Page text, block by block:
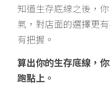
知道生存底線之後，
氣，對店面的選擇更
有把握。
算出你的生存底線，
跑點上。